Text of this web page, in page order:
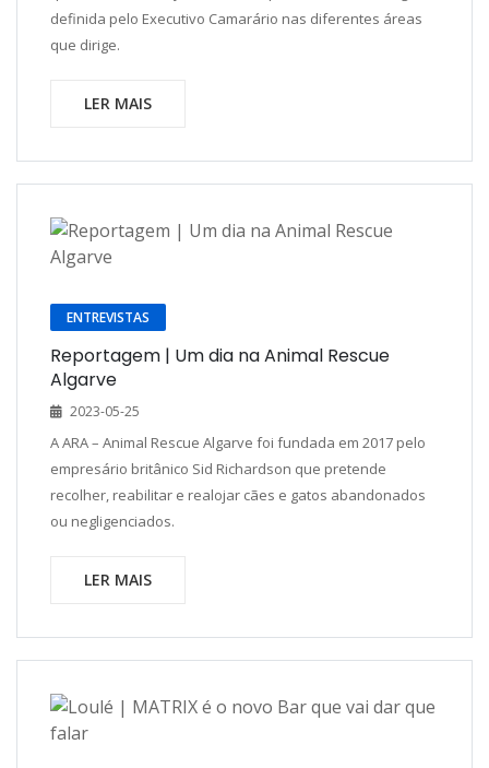
definida pelo Executivo Camarário nas diferentes áreas
que dirige.
LER MAIS
ENTREVISTAS
Reportagem | Um dia na Animal Rescue
Algarve
2023-05-25
A ARA – Animal Rescue Algarve foi fundada em 2017 pelo
empresário britânico Sid Richardson que pretende
recolher, reabilitar e realojar cães e gatos abandonados
ou negligenciados.
LER MAIS